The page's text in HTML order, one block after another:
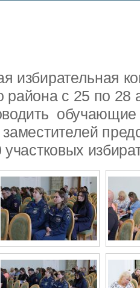
избирательная
района с 25 по 28